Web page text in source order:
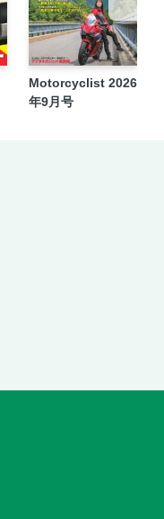
Motorcyclist 2026
年9月号